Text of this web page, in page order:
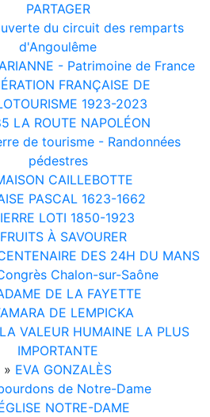
PARTAGER
du circuit des remparts
d'Angoulême
- Patrimoine de France
FRANÇAISE DE
1923-2023
LA ROUTE NAPOLÉON
de tourisme - Randonnées
pédestres
CAILLEBOTTE
PASCAL 1623-1662
LOTI 1850-1923
FRUITS À SAVOURER
DES 24H DU MANS
Chalon-sur-Saône
DE LA FAYETTE
DE LEMPICKA
VALEUR HUMAINE LA PLUS
IMPORTANTE
» EVA GONZALÈS
de Notre-Dame
NOTRE-DAME